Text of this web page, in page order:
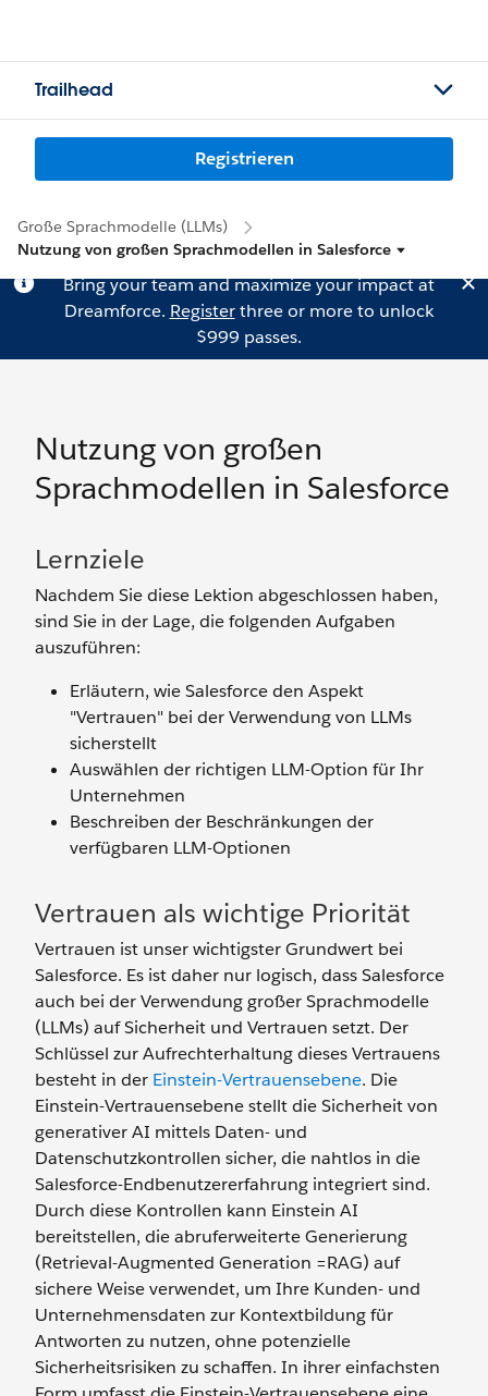
Trailhead
Registrieren
Große Sprachmodelle (LLMs)
Nutzung von großen Sprachmodellen in Salesforce
Bring your team and maximize your impact at
Dreamforce. Registerthree or more to unlock
$999 passes.
Nutzung von großen
Sprachmodellen in Salesforce
Lernziele
Nachdem Sie diese Lektion abgeschlossen haben,
sind Sie in der Lage, die folgenden Aufgaben
auszuführen:
Erläutern, wie Salesforce den Aspekt
"Vertrauen" bei der Verwendung von LLMs
sicherstellt
Auswählen der richtigen LLM-Option für Ihr
Unternehmen
Beschreiben der Beschränkungen der
verfügbaren LLM-Optionen
Vertrauen als wichtige Priorität
Vertrauen ist unser wichtigster Grundwert bei
Salesforce. Es ist daher nur logisch, dass Salesforce
auch bei der Verwendung großer Sprachmodelle
(LLMs) auf Sicherheit und Vertrauen setzt. Der
Schlüssel zur Aufrechterhaltung dieses Vertrauens
besteht in der Einstein-Vertrauensebene. Die
Einstein-Vertrauensebene stellt die Sicherheit von
generativer AI mittels Daten- und
Datenschutzkontrollen sicher, die nahtlos in die
Salesforce-Endbenutzererfahrung integriert sind.
Durch diese Kontrollen kann Einstein AI
bereitstellen, die abruferweiterte Generierung
(Retrieval-Augmented Generation =RAG) auf
sichere Weise verwendet, um Ihre Kunden- und
Unternehmensdaten zur Kontextbildung für
Antworten zu nutzen, ohne potenzielle
Sicherheitsrisiken zu schaffen. In ihrer einfachsten